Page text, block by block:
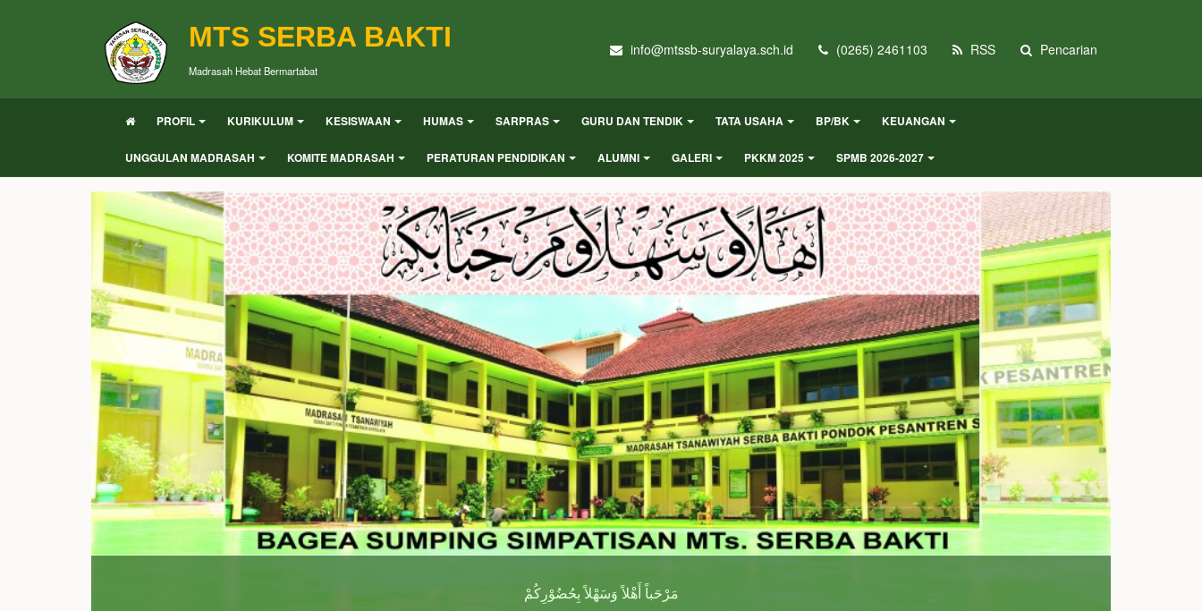
MTS SERBA BAKTI
Madrasah Hebat Bermartabat
info@mtssb-suryalaya.sch.id (0265) 2461103 RSS Pencarian
PROFIL KURIKULUM KESISWAAN HUMAS SARPRAS GURU DAN TENDIK TATA USAHA BP/BK KEUANGAN
UNGGULAN MADRASAH KOMITE MADRASAH PERATURAN PENDIDIKAN ALUMNI GALERI PKKM 2025 SPMB 2026-2027
مَرْحَباً أَهْلاً وَسَهْلاً بِحُضُوْرِكُمْ